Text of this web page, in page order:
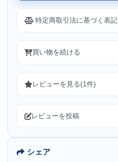
特定商取引法に基づく表記
買い物を続ける
レビューを見る(1件)
レビューを投稿
シェア